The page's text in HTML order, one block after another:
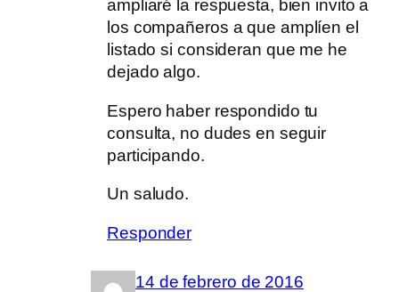
ampliaré la respuesta, bien invito a
los compañeros a que amplíen el
listado si consideran que me he
dejado algo.
Espero haber respondido tu
consulta, no dudes en seguir
participando.
Un saludo.
Responder
14 de febrero de 2016